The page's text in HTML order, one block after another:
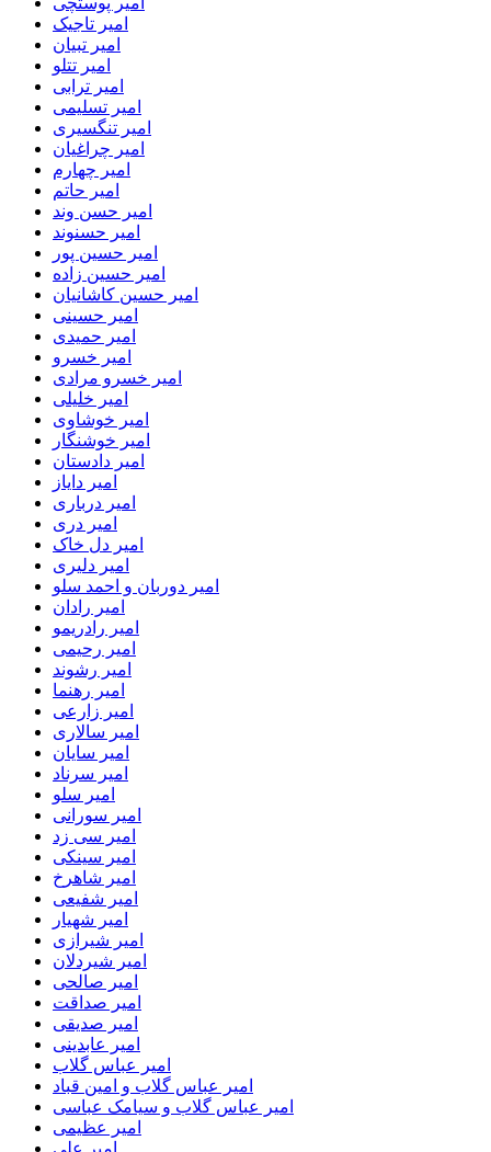
امیر تاجیک
امیر تبیان
امیر تتلو
امیر ترابی
امیر تسلیمی
امیر تنگسیری
امیر چراغیان
امیر چهارم
امیر حاتم
امیر حسن وند
امیر حسنوند
امیر حسین پور
امیر حسین زاده
امیر حسین کاشانیان
امیر حسینی
امیر حمیدی
امیر خسرو
امیر خسرو مرادی
امیر خلیلی
امیر خوشاوی
امیر خوشنگار
امیر دادستان
امیر دایاز
امیر درباری
امیر دری
امیر دل خاک
امیر دلیری
امیر دوربان و احمد سلو
امیر رادان
امیر رادریمو
امیر رحیمی
امیر رشوند
امیر رهنما
امیر زارعی
امیر سالاری
امیر سایان
امیر سرناد
امیر سلو
امیر سورانی
امیر سی زد
امیر سینکی
امیر شاهرخ
امیر شفیعی
امیر شهیار
امیر شیرازی
امیر شیردلان
امیر صالحی
امیر صداقت
امیر صدیقی
امیر عابدینی
امیر عباس گلاب
امیر عباس گلاب و امین قباد
امیر عباس گلاب و سیامک عباسی
امیر عظیمی
امیر علی